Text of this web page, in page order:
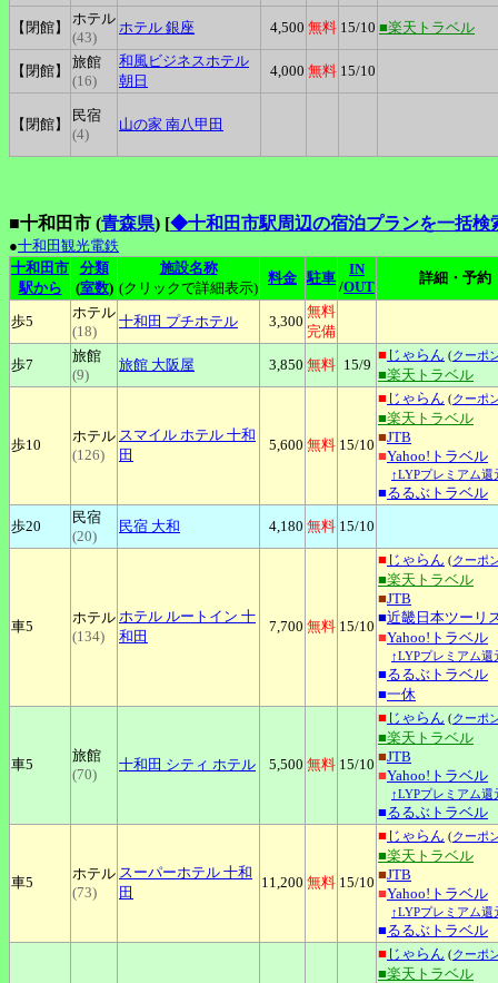
【閉館】
ホテル
(43)
ホテル 銀座 4,500 無料 15/10 ■楽天トラベル
【閉館】
旅館
(16)
和風ビジネスホテル
朝日
4,000 無料 15/10
【閉館】
民宿
(4)
山の家 南八甲田
■十和田市 (青森県) [◆十和田市駅周辺の宿泊プランを一括検
●十和田観光電鉄
十和田市
駅から
分類
(室数)
施設名称
(クリックで詳細表示)
料金 駐車
IN
/OUT
詳細・予約
歩5
ホテル
(18)
十和田 プチホテル 3,300
無料
完備
歩7
旅館
(9)
旅館 大阪屋 3,850 無料 15/9
■ じゃらん (クーポ
■楽天トラベル
歩10
ホテル
(126)
スマイル ホテル 十和
田
5,600 無料 15/10
■ じゃらん (クーポ
■楽天トラベル
■JTB
■Yahoo!トラベル
↑LYPプレミアム還
■るるぶトラベル
歩20
民宿
(20)
民宿 大和 4,180 無料 15/10
車5
ホテル
(134)
ホテル ルートイン 十
和田
7,700 無料 15/10
■ じゃらん (クーポ
■楽天トラベル
■JTB
■近畿日本ツーリ
■Yahoo!トラベル
↑LYPプレミアム還
■るるぶトラベル
■一休
車5
旅館
(70)
十和田 シティ ホテル 5,500 無料 15/10
■ じゃらん (クーポ
■楽天トラベル
■JTB
■Yahoo!トラベル
↑LYPプレミアム還
■るるぶトラベル
車5
ホテル
(73)
スーパーホテル 十和
田
11,200 無料 15/10
■ じゃらん (クーポ
■楽天トラベル
■JTB
■Yahoo!トラベル
↑LYPプレミアム還
■るるぶトラベル
■ じゃらん (クーポ
■楽天トラベル